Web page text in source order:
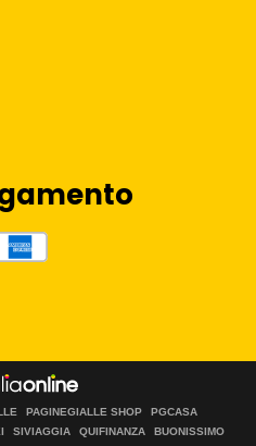
PAGINEGIALLE SHOP
PGCASA
SIVIAGGIA QUIFINANZA
BUONISSIMO